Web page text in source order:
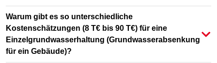
Warum gibt es so unterschiedliche
Kostenschätzungen (8 T€ bis 90 T€) für eine
Einzelgrundwasserhaltung (Grundwasserabsenkung
für ein Gebäude)?